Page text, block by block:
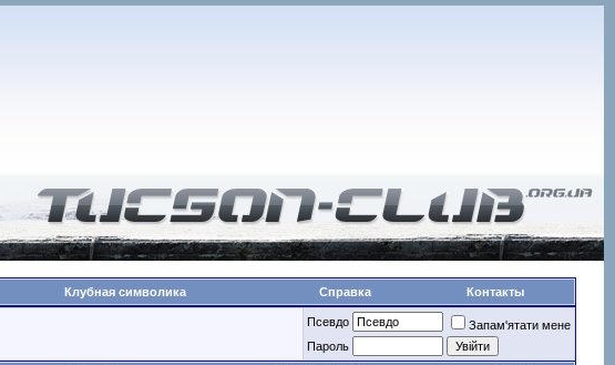
Клубная символика Справка Контакты
Псевдо
Запам'ятати мене
Пароль